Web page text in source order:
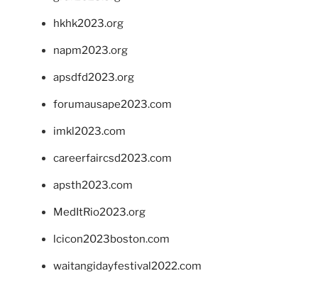
hkhk2023.org
napm2023.org
apsdfd2023.org
forumausape2023.com
imkl2023.com
careerfaircsd2023.com
apsth2023.com
MedItRio2023.org
lcicon2023boston.com
waitangidayfestival2022.com